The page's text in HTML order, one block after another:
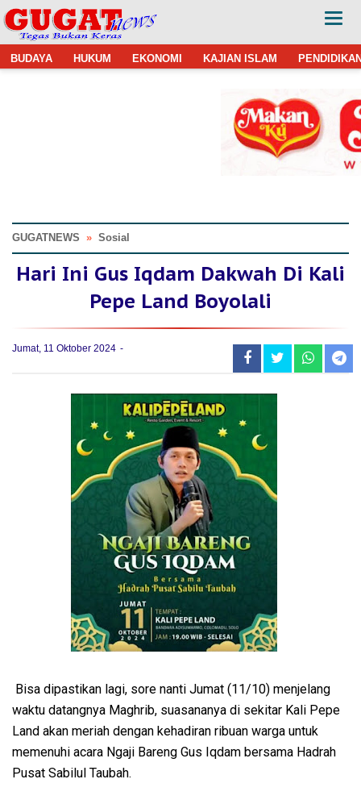
BUDAYA HUKUM EKONOMI KAJIAN ISLAM
GUGATNEWS » Sosial
Hari Ini Gus Iqdam Dakwah Di Kali
Pepe Land Boyolali
Jumat, 11 Oktober 2024
Bisa dipastikan lagi, sore nanti Jumat (11/10) menjelang
waktu datangnya Maghrib, suasananya di sekitar Kali Pepe
Land akan meriah dengan kehadiran ribuan warga untuk
memenuhi acara Ngaji Bareng Gus Iqdam bersama Hadrah
Pusat Sabilul Taubah.